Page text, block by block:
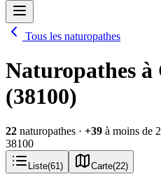
Tous les naturopathes
Naturopathes à
(38100)
22 naturopathes · +39 à moins de
38100
Liste(61 ) Carte(22)